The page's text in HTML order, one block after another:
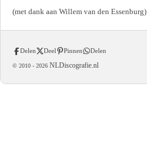
(met dank aan Willem van den Essenburg)
Delen Deel Pinnen Delen
© 2010 - 2026 NLDiscografie.nl